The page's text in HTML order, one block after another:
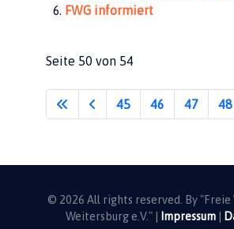
FWG informiert
Seite 50 von 54
45 46 47 48
© 2026 All rights reserved. By
Weitersburg e.V." |
Impressum|